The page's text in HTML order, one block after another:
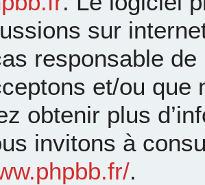
sur
responsable
et/ou que
obtenir plus
invitons à
.